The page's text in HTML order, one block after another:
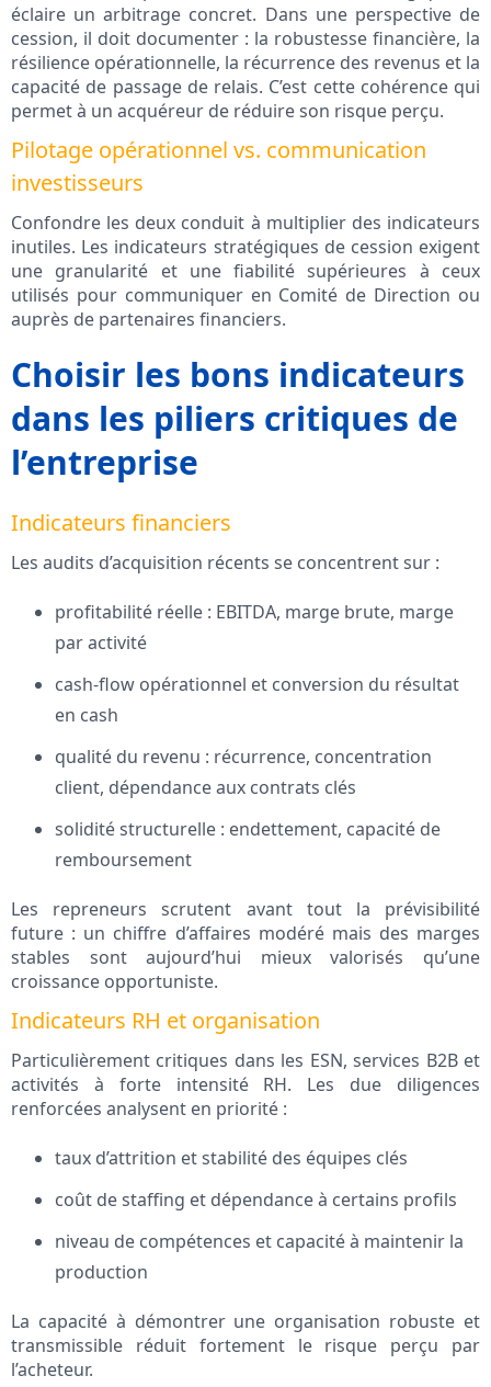
éclaire un arbitrage concret. Dans une perspective de
cession, il doit documenter : la robustesse financière, la
résilience opérationnelle, la récurrence des revenus et la
capacité de passage de relais. C’est cette cohérence qui
permet à un acquéreur de réduire son risque perçu.
Pilotage opérationnel vs. communication
investisseurs
Confondre les deux conduit à multiplier des indicateurs
inutiles. Les indicateurs stratégiques de cession exigent
une granularité et une fiabilité supérieures à ceux
utilisés pour communiquer en Comité de Direction ou
auprès de partenaires financiers.
Choisir les bons indicateurs
dans les piliers critiques de
l’entreprise
Indicateurs financiers
Les audits d’acquisition récents se concentrent sur :
profitabilité réelle : EBITDA, marge brute, marge
par activité
cash-flow opérationnel et conversion du résultat
en cash
qualité du revenu : récurrence, concentration
client, dépendance aux contrats clés
solidité structurelle : endettement, capacité de
remboursement
Les repreneurs scrutent avant tout la prévisibilité
future : un chiffre d’affaires modéré mais des marges
stables sont aujourd’hui mieux valorisés qu’une
croissance opportuniste.
Indicateurs RH et organisation
Particulièrement critiques dans les ESN, services B2B et
activités à forte intensité RH. Les due diligences
renforcées analysent en priorité :
taux d’attrition et stabilité des équipes clés
coût de staffing et dépendance à certains profils
niveau de compétences et capacité à maintenir la
production
La capacité à démontrer une organisation robuste et
transmissible réduit fortement le risque perçu par
l’acheteur.